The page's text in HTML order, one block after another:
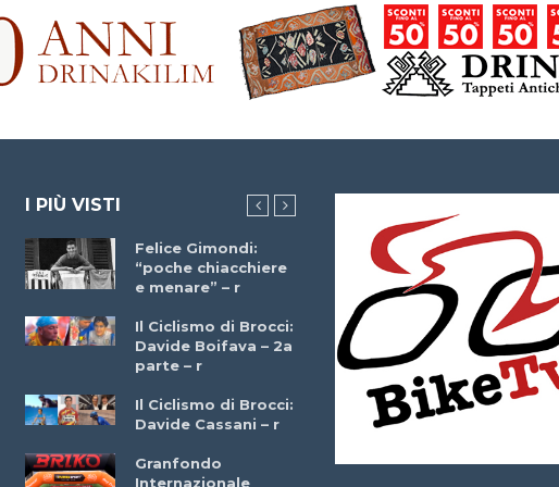
I PIÙ VISTI
Felice Gimondi:
“poche chiacchiere
e menare” – r
Il Ciclismo di Brocci:
Davide Boifava – 2a
parte – r
Il Ciclismo di Brocci:
Davide Cassani – r
Granfondo
Internazionale
Brocci Incontra
Giuseppe Martinelli
– r
Che cos’è il
triathlon? Con
Simone Diamantini
– r
Marzo 2025 –